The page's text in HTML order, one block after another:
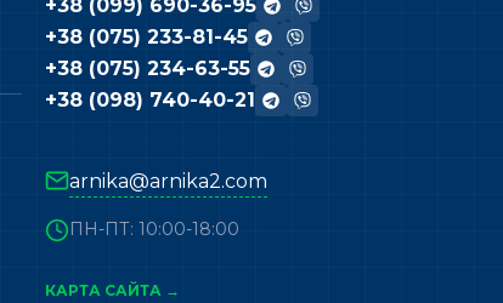
+38 (099) 690-36-95
+38 (075) 233-81-45
+38 (075) 234-63-55
+38 (098) 740-40-21
arnika@arnika2.com
ПН-ПТ: 10:00-18:00
КАРТА САЙТА →